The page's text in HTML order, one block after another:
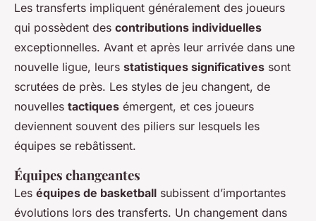
Les transferts impliquent généralement des joueurs
qui possèdent des contributions individuelles
exceptionnelles. Avant et après leur arrivée dans une
nouvelle ligue, leurs statistiques significatives sont
scrutées de près. Les styles de jeu changent, de
nouvelles tactiques émergent, et ces joueurs
deviennent souvent des piliers sur lesquels les
équipes se rebâtissent.
Équipes changeantes
Les équipes de basketball subissent d’importantes
évolutions lors des transferts. Un changement dans